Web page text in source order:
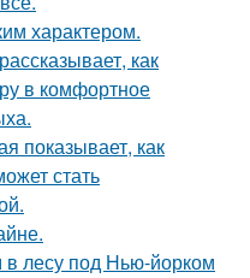
характером.
как
в комфортное
показывает, как
стать
лесу под Нью-йорком